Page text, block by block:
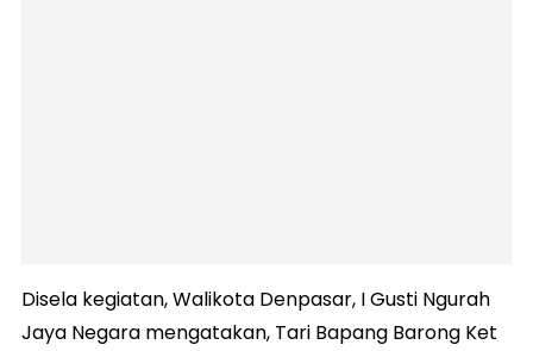
Disela kegiatan, Walikota Denpasar, I Gusti Ngurah
Jaya Negara mengatakan, Tari Bapang Barong Ket